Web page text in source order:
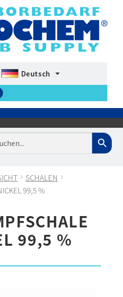
Deutsch
SCHALEN
99,5 %
99,5 %